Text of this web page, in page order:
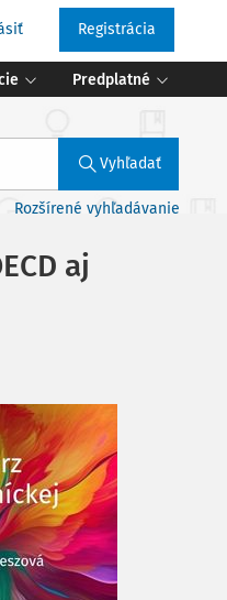
Registrácia
Predplatné
Vyhľadať
Rozšírené vyhľadávanie
aj